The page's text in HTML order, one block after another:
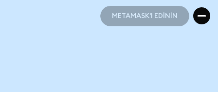
METAMASK'I EDİNİN